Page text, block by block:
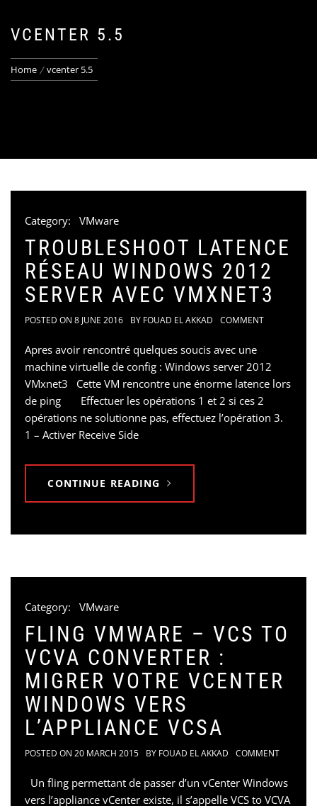
VCENTER 5.5
Home vcenter 5.5
Category: VMware
TROUBLESHOOT LATENCE
RÉSEAU WINDOWS 2012
SERVER AVEC VMXNET3
POSTED ON 8 JUNE 2016 BY FOUAD EL AKKAD COMMENT
Apres avoir rencontré quelques soucis avec une
machine virtuelle de config : Windows server 2012
VMxnet3 Cette VM rencontre une énorme latence lors
de ping Effectuer les opérations 1 et 2 si ces 2
opérations ne solutionne pas, effectuez l’opération 3.
1 – Activer Receive Side
CONTINUE READING
Category: VMware
FLING VMWARE – VCS TO
VCVA CONVERTER :
MIGRER VOTRE VCENTER
WINDOWS VERS
L’APPLIANCE VCSA
POSTED ON 20 MARCH 2015 BY FOUAD EL AKKAD COMMENT
Un fling permettant de passer d’un vCenter Windows
vers l’appliance vCenter existe, il s’appelle VCS to VCVA